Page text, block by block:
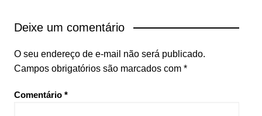
Deixe um comentário
O seu endereço de e-mail não será publicado.
Campos obrigatórios são marcados com *
Comentário *